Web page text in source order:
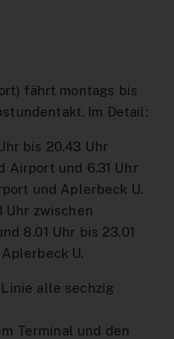
fährt montags bis
Im Detail:
bis 20.43 Uhr
Airport und 6.31 Uhr
und Aplerbeck U.
Uhr zwischen
8.01 Uhr bis 23.01
U.
alle sechzig
Terminal und den